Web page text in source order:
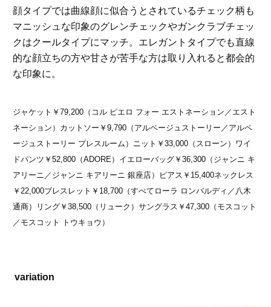
顔タイプでは曲線顔に似合うとされているチェック柄も
マニッシュな印象のグレンチェックやガンクラブチェッ
クはクールタイプにマッチ。エレガントタイプでも直線
的な顔立ちの方や甘さが苦手な方は取り入れると都会的
な印象に。
ジャケット￥79,200（コル ピエロ フォー エストネーション／エスト
ネーション）カットソー￥9,790（アルページュストーリー／アルペ
ージュストーリー プレスルーム）ニット￥33,000（スローン）ワイ
ドパンツ￥52,800（ADORE）イエローバッグ￥36,300（ジャンニ キ
アリーニ／ジャンニ キアリーニ 銀座店）ピアス￥15,400ネックレス
￥22,000ブレスレット￥18,700（すべてローラ ロンバルディ／八木
通商）リング￥38,500（リューク）サングラス￥47,300（モスコット
／モスコット トウキョウ）
variation